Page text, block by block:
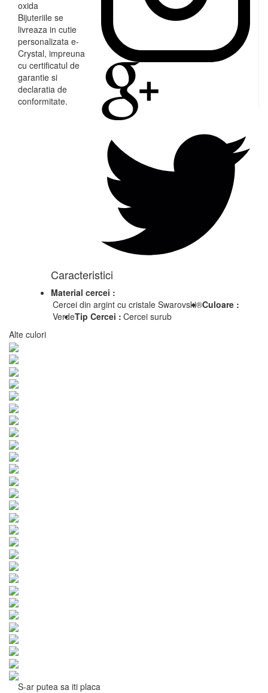
oxida
Bijuteriile se
livreaza in cutie
personalizata e-
Crystal, impreuna
cu certificatul de
garantie si
declaratia de
conformitate.
Caracteristici
Material cercei :
Cercei din argint cu cristale Swarovski®Culoare :
VerdeTip Cercei : Cercei surub
Alte culori
S-ar putea sa iti placa